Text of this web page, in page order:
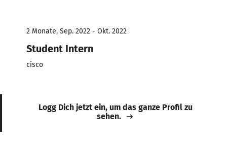
2 Monate, Sep. 2022 - Okt. 2022
Student Intern
cisco
Logg Dich jetzt ein, um das ganze Profil zu
sehen.